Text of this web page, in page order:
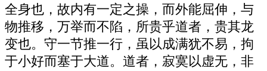
全身也，故内有一定之操，而外能屈伸，与
物推移，万举而不陷，所贵乎道者，贵其龙
变也。守一节推一行，虽以成满犹不易，拘
于小好而塞于大道。道者，寂寞以虚无，非